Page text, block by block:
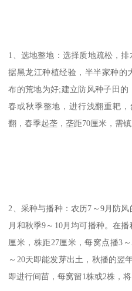
1、选地整地：选择质地疏松，
据黑龙江种植经验，半半家种的
布的荒地为好;建立防风种子田
春或秋季整地，进行浅翻重耙
翻，春季起垄，垄距70厘米，需镇
2、采种与播种：农历7～9月防
月和秋季9～10月均可播种。在
厘米，株距27厘米，每窝点播3
～20天即能发芽出土，秋播的翌
即进行间苗，每窝留1株或2株，